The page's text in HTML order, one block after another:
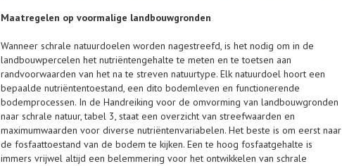
Maatregelen op voormalige landbouwgronden
Wanneer schrale natuurdoelen worden nagestreefd, is het nodig om in de
landbouwpercelen het nutriëntengehalte te meten en te toetsen aan
randvoorwaarden van het na te streven natuurtype. Elk natuurdoel hoort een
bepaalde nutriëntentoestand, een dito bodemleven en functionerende
bodemprocessen. In de Handreiking voor de omvorming van landbouwgronden
naar schrale natuur, tabel 3, staat een overzicht van streefwaarden en
maximumwaarden voor diverse nutriëntenvariabelen. Het beste is om eerst naar
de fosfaattoestand van de bodem te kijken. Een te hoog fosfaatgehalte is
immers vrijwel altijd een belemmering voor het ontwikkelen van schrale